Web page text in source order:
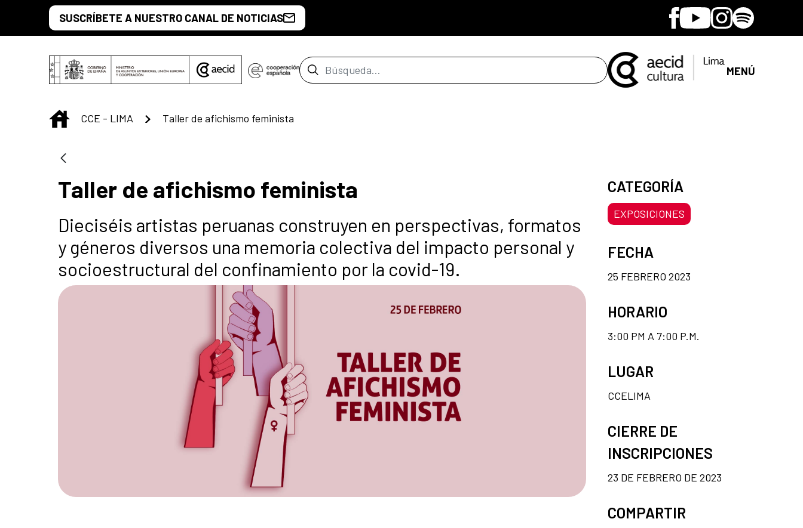
Saltar al contenido principal
SUSCRÍBETE A NUESTRO CANAL DE NOTICIAS Facebook
YoutubeInstagram
Spotify
Barra de búsqueda MENÚ
INICIO
CCE - LIMA Taller de afichismo feminista
Taller de afichismo feminista
Dieciséis artistas peruanas construyen en perspectivas, formatos
y géneros diversos una memoria colectiva del impacto personal y
socioestructural del confinamiento por la covid-19.
CATEGORÍA
EXPOSICIONES
FECHA
25 FEBRERO 2023
HORARIO
3:00 PM A 7:00 P.M.
LUGAR
CCELIMA
CIERRE DE
INSCRIPCIONES
23 DE FEBRERO DE 2023
COMPARTIR